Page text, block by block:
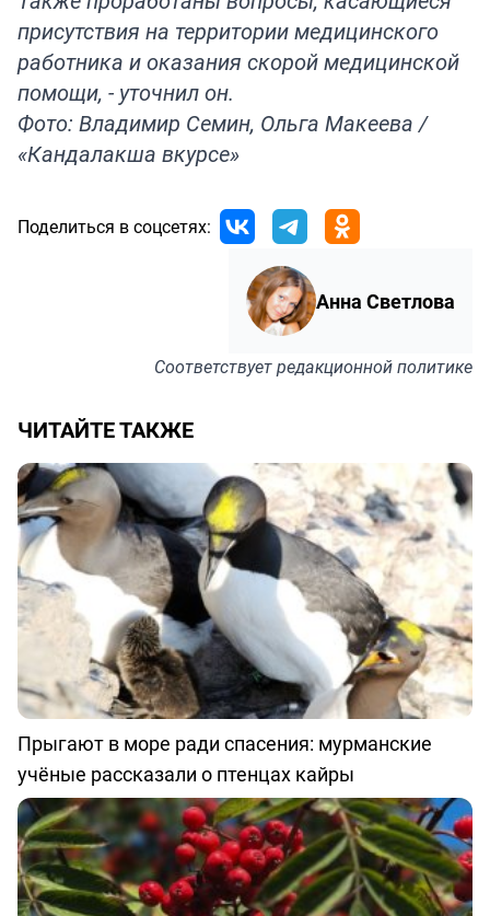
присутствия на территории медицинского
работника и оказания скорой медицинской
помощи, - уточнил он.
Фото: Владимир Семин, Ольга Макеева /
«Кандалакша вкурсе»
Поделиться в соцсетях:
Анна Светлова
Соответствуетредакционной политике
ЧИТАЙТЕ ТАКЖЕ
Прыгают в море ради спасения: мурманские
учёные рассказали о птенцах кайры